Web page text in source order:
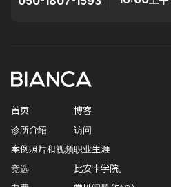
首页
诊所介绍
案例照片和视频
竞选
博客
访问
职业生涯
比安卡学院。